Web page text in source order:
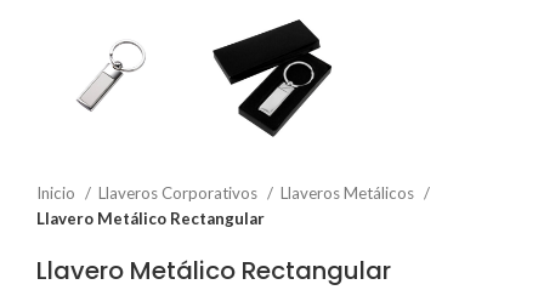
Inicio Llaveros Corporativos
Llaveros Metálicos
Llavero Metálico Rectangular
Llavero Metálico Rectangular